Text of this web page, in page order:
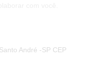
André -SP CEP